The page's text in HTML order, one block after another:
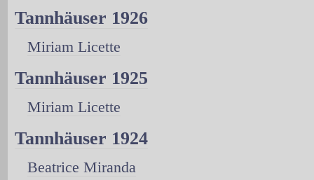
Tannhäuser 1926
Miriam Licette
Tannhäuser 1925
Miriam Licette
Tannhäuser 1924
Beatrice Miranda